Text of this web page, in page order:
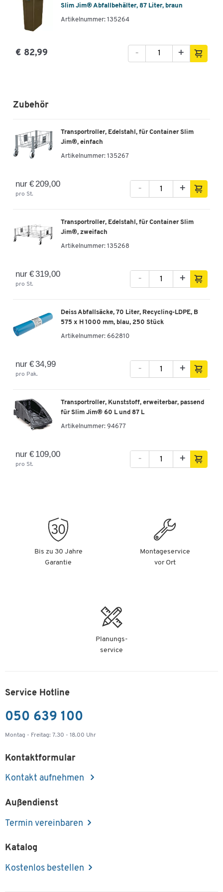
Slim Jim® Abfallbehälter, 87 Liter, braun
Artikelnummer: 135264
€ 82,99 +
-
Zubehör
Transportroller, Edelstahl, für Container Slim
Jim®, einfach
Artikelnummer: 135267
nur € 209,00
pro St.
- +
Transportroller, Edelstahl, für Container Slim
Jim®, zweifach
Artikelnummer: 135268
nur € 319,00
pro St.
- +
Deiss Abfallsäcke, 70 Liter, Recycling-LDPE, B
575 x H 1000 mm, blau, 250 Stück
Artikelnummer: 662810
nur € 34,99
pro Pak.
- +
Transportroller, Kunststoff, erweiterbar, passend
für Slim Jim® 60 L und 87 L
Artikelnummer: 94677
nur € 109,00
pro St.
- +
Bis zu 30 Jahre
Garantie
Montageservice
vor Ort
Planungs-
service
Service Hotline
050 639 100
Montag - Freitag: 7.30 - 18.00 Uhr
Kontaktformular
Kontakt aufnehmen
Außendienst
Termin vereinbaren
Katalog
Kostenlos bestellen